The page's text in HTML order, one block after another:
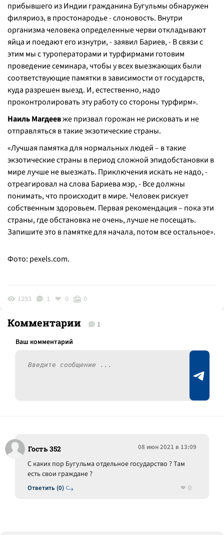
прибывшего из Индии гражданина Бугульмы обнаружен
филяриоз, в простонародье - слоновость. Внутри
организма человека определенные черви откладывают
яйца и поедают его изнутри, - заявил Бариев, - В связи с
этим мы с туроператорами и турфирмами готовим
проведение семинара, чтобы у всех выезжающих были
соответствующие памятки в зависимости от государств,
куда разрешен выезд. И, естественно, надо
проконтролировать эту работу со стороны турфирм».
Наиль Магдеевже призвал горожан не рисковать и не
отправляться в такие экзотические страны.
«Лучшая памятка для нормальных людей – в такие
экзотические страны в период сложной эпидобстановки в
мире лучше не выезжать. Приключения искать не надо, -
отреагировал на слова Бариева мэр, - Все должны
понимать, что происходит в мире. Человек рискует
собственным здоровьем. Первая рекомендация – пока эти
страны, где обстановка не очень, лучше не посещать.
Запишите это в памятке для начала, потом все остальное».
Фото: pexels.com.
1293 1 0 0
Комментарии 1
Гость 352 08 июн 2021 в 13:09
Ответить (0)
С каких пор Бугульма отдельное государство ? Там
есть свои граждане ?
0